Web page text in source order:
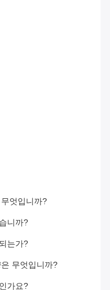
엇입니까?
니까?
는가?
무엇입니까?
가요?